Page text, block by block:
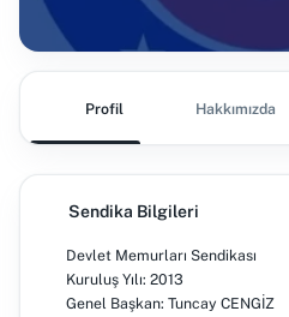
Profil Hakkımızda
Sendika Bilgileri
Devlet Memurları Sendikası
Kuruluş Yılı: 2013
Genel Başkan: Tuncay CENGİZ